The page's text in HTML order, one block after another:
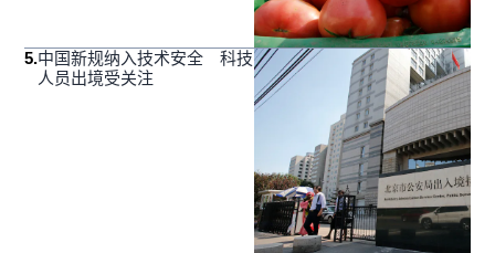
5.中国新规纳入技术安全 科技
人员出境受关注